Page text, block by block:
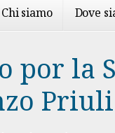
Chi siamo Dove
por la
Priuli